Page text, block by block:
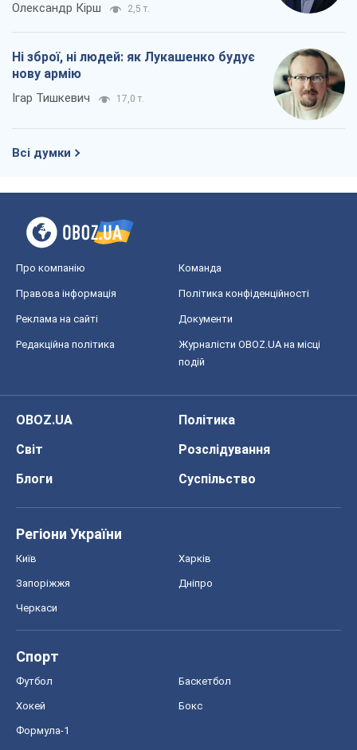
Олександр Кірш 2,5 т.
Ні зброї, ні людей: як Лукашенко будує
нову армію
Ігар Тишкевич 17,0 т.
Всі думки
Про компанію Команда
Правова інформація Політика конфіденційності
Реклама на сайті Документи
Редакційна політика
Журналісти OBOZ.UA на місці
подій
OBOZ.UA
Політика
Світ
Розслідування
Блоги
Суспільство
Регіони України
Київ Харків
Запоріжжя Дніпро
Черкаси
Спорт
Футбол Баскетбол
Хокей Бокс
Формула-1